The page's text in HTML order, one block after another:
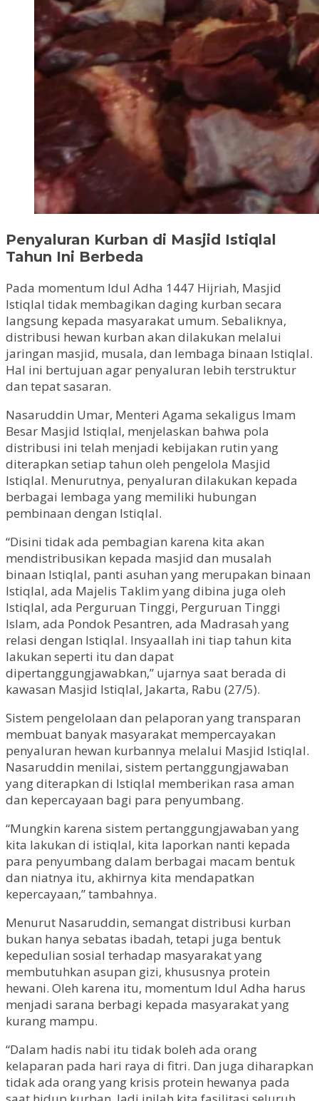
Penyaluran Kurban di Masjid Istiqlal
Tahun Ini Berbeda
Pada momentum Idul Adha 1447 Hijriah, Masjid
Istiqlal tidak membagikan daging kurban secara
langsung kepada masyarakat umum. Sebaliknya,
distribusi hewan kurban akan dilakukan melalui
jaringan masjid, musala, dan lembaga binaan Istiqlal.
Hal ini bertujuan agar penyaluran lebih terstruktur
dan tepat sasaran.
Nasaruddin Umar, Menteri Agama sekaligus Imam
Besar Masjid Istiqlal, menjelaskan bahwa pola
distribusi ini telah menjadi kebijakan rutin yang
diterapkan setiap tahun oleh pengelola Masjid
Istiqlal. Menurutnya, penyaluran dilakukan kepada
berbagai lembaga yang memiliki hubungan
pembinaan dengan Istiqlal.
“Disini tidak ada pembagian karena kita akan
mendistribusikan kepada masjid dan musalah
binaan Istiqlal, panti asuhan yang merupakan binaan
Istiqlal, ada Majelis Taklim yang dibina juga oleh
Istiqlal, ada Perguruan Tinggi, Perguruan Tinggi
Islam, ada Pondok Pesantren, ada Madrasah yang
relasi dengan Istiqlal. Insyaallah ini tiap tahun kita
lakukan seperti itu dan dapat
dipertanggungjawabkan,” ujarnya saat berada di
kawasan Masjid Istiqlal, Jakarta, Rabu (27/5).
Sistem pengelolaan dan pelaporan yang transparan
membuat banyak masyarakat mempercayakan
penyaluran hewan kurbannya melalui Masjid Istiqlal.
Nasaruddin menilai, sistem pertanggungjawaban
yang diterapkan di Istiqlal memberikan rasa aman
dan kepercayaan bagi para penyumbang.
“Mungkin karena sistem pertanggungjawaban yang
kita lakukan di istiqlal, kita laporkan nanti kepada
para penyumbang dalam berbagai macam bentuk
dan niatnya itu, akhirnya kita mendapatkan
kepercayaan,” tambahnya.
Menurut Nasaruddin, semangat distribusi kurban
bukan hanya sebatas ibadah, tetapi juga bentuk
kepedulian sosial terhadap masyarakat yang
membutuhkan asupan gizi, khususnya protein
hewani. Oleh karena itu, momentum Idul Adha harus
menjadi sarana berbagi kepada masyarakat yang
kurang mampu.
“Dalam hadis nabi itu tidak boleh ada orang
kelaparan pada hari raya di fitri. Dan juga diharapkan
tidak ada orang yang krisis protein hewanya pada